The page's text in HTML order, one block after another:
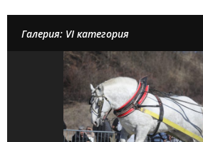
Галерия: VI категория